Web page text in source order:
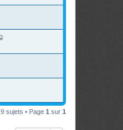
9 sujets • Page 1 sur 1